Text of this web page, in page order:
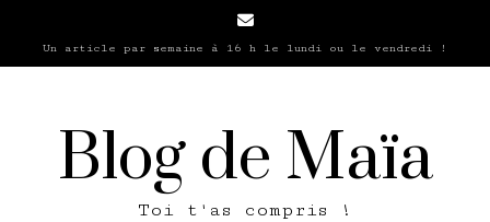
contentUn article par semaine à 16 h le lundi ou le vendredi !
Blog de Maïa
Toi t'as compris !